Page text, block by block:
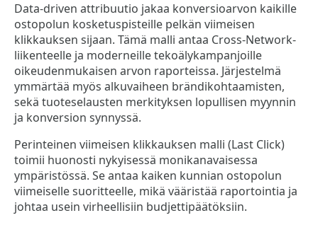
Data-driven attribuutio jakaa konversioarvon kaikille
ostopolun kosketuspisteille pelkän viimeisen
klikkauksen sijaan. Tämä malli antaa Cross-Network-
liikenteelle ja moderneille tekoälykampanjoille
oikeudenmukaisen arvon raporteissa. Järjestelmä
ymmärtää myös alkuvaiheen brändikohtaamisten,
sekä tuoteselausten merkityksen lopullisen myynnin
ja konversion synnyssä.
Perinteinen viimeisen klikkauksen malli (Last Click)
toimii huonosti nykyisessä monikanavaisessa
ympäristössä. Se antaa kaiken kunnian ostopolun
viimeiselle suoritteelle, mikä vääristää raportointia ja
johtaa usein virheellisiin budjettipäätöksiin.